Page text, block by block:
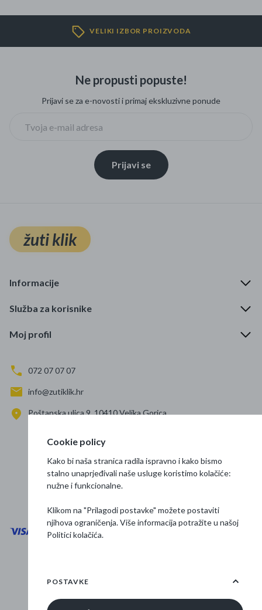
VELIKI IZBOR PROIZVODA
Ne propusti popuste!
Prijavi se za e-novosti i primaj ekskluzivne ponude
Prijavi se
žuti klik
Informacije
Služba za korisnike
Moj profil
072 07 07 07
info@zutiklik.hr
Poštanska ulica 9, 10410 Velika Gorica
Prati nas
Osnovne informacije
Cookie policy
Kako bi naša stranica radila ispravno i kako bismo
stalno unaprjeđivali naše usluge koristimo kolačiće:
nužne i funkcionalne.
Klikom na "Prilagodi postavke" možete postaviti
njihova ograničenja. Više informacija potražite u našoj
Politici kolačića.
POSTAVKE